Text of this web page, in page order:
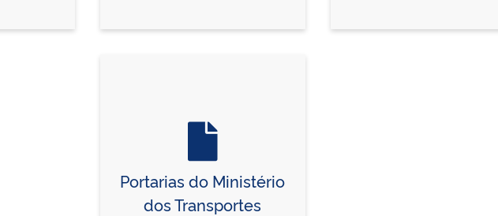
Portarias do Ministério
dos Transportes